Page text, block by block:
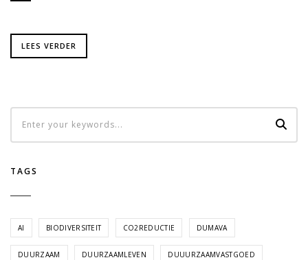
LEES VERDER
TAGS
AI BIODIVERSITEIT CO2REDUCTIE DUMAVA
DUURZAAM DUURZAAMLEVEN DUUURZAAMVASTGOED